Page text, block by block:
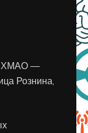
ХМАО —
Рознина,